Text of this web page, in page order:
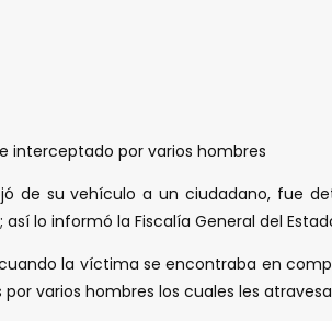
interceptado por varios hombres
de su vehículo a un ciudadano, fue
lo informó la Fiscalía General del Estado
la víctima se encontraba en
varios hombres los cuales les